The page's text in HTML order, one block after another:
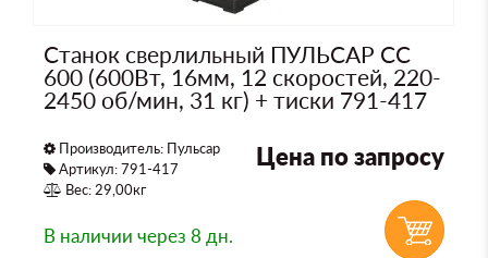
Станок сверлильный ПУЛЬСАР СС
600 (600Вт, 16мм, 12 скоростей, 220-
2450 об/мин, 31 кг) + тиски 791-417
Производитель: Пульсар
Артикул: 791-417
Вес: 29,00кг
Цена по запросу
В наличии через 8 дн.